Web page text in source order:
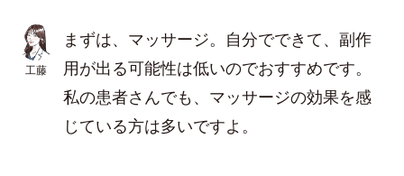
工藤
まずは、マッサージ。自分でできて、副作
用が出る可能性は低いのでおすすめです。
私の患者さんでも、マッサージの効果を感
じている方は多いですよ。